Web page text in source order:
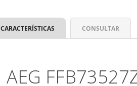
CARACTERÍSTICAS CONSULTAR